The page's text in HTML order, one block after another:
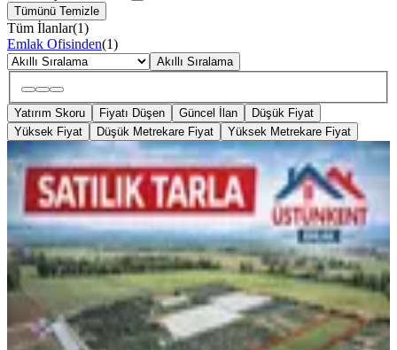
Tümünü Temizle
Tüm İlanlar(1)
Emlak Ofisinden(1)
Akıllı Sıralama
Yatırım Skoru Fiyatı Düşen Güncel İlan
Düşük Fiyat
Yüksek Fiyat
Düşük Metrekare Fiyat Yüksek Metrekare Fiyat
%
Üstünkent Emlak'tan Karacailyas'da
17 Dönüm Satılık Tarla
Akdeniz, Karacailyas Mahallesi
17071 m²·7.311/m²·26.01.2026
124.800.000 ₺128.500.000 ₺